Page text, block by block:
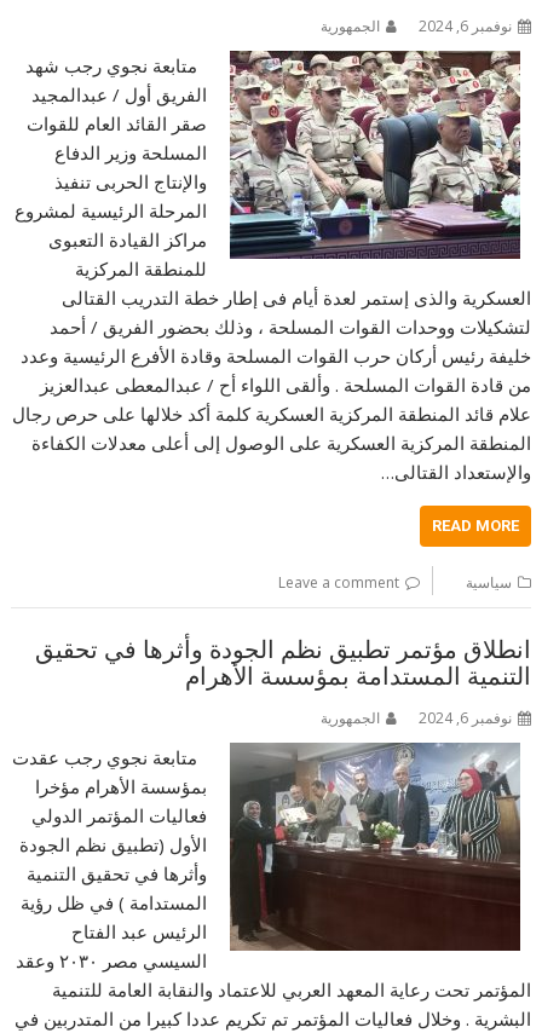
نوفمبر 6, 2024 الجمهورية
متابعة نجوي رجب شهد
الفريق أول / عبدالمجيد
صقر القائد العام للقوات
المسلحة وزير الدفاع
والإنتاج الحربى تنفيذ
المرحلة الرئيسية لمشروع
مراكز القيادة التعبوى
للمنطقة المركزية
العسكرية والذى إستمر لعدة أيام فى إطار خطة التدريب القتالى
لتشكيلات ووحدات القوات المسلحة ، وذلك بحضور الفريق / أحمد
خليفة رئيس أركان حرب القوات المسلحة وقادة الأفرع الرئيسية وعدد
من قادة القوات المسلحة . وألقى اللواء أح / عبدالمعطى عبدالعزيز
علام قائد المنطقة المركزية العسكرية كلمة أكد خلالها على حرص رجال
المنطقة المركزية العسكرية على الوصول إلى أعلى معدلات الكفاءة
والإستعداد القتالى…
READ MORE
سياسية Leave a comment
انطلاق مؤتمر تطبيق نظم الجودة وأثرها في تحقيق
التنمية المستدامة بمؤسسة الأهرام
نوفمبر 6, 2024 الجمهورية
متابعة نجوي رجب عقدت
بمؤسسة الأهرام مؤخرا
فعاليات المؤتمر الدولي
الأول (تطبيق نظم الجودة
وأثرها في تحقيق التنمية
المستدامة ) في ظل رؤية
الرئيس عبد الفتاح
السيسي مصر ٢٠٣٠ وعقد
المؤتمر تحت رعاية المعهد العربي للاعتماد والنقابة العامة للتنمية
البشرية . وخلال فعاليات المؤتمر تم تكريم عددا كبيرا من المتدربين في